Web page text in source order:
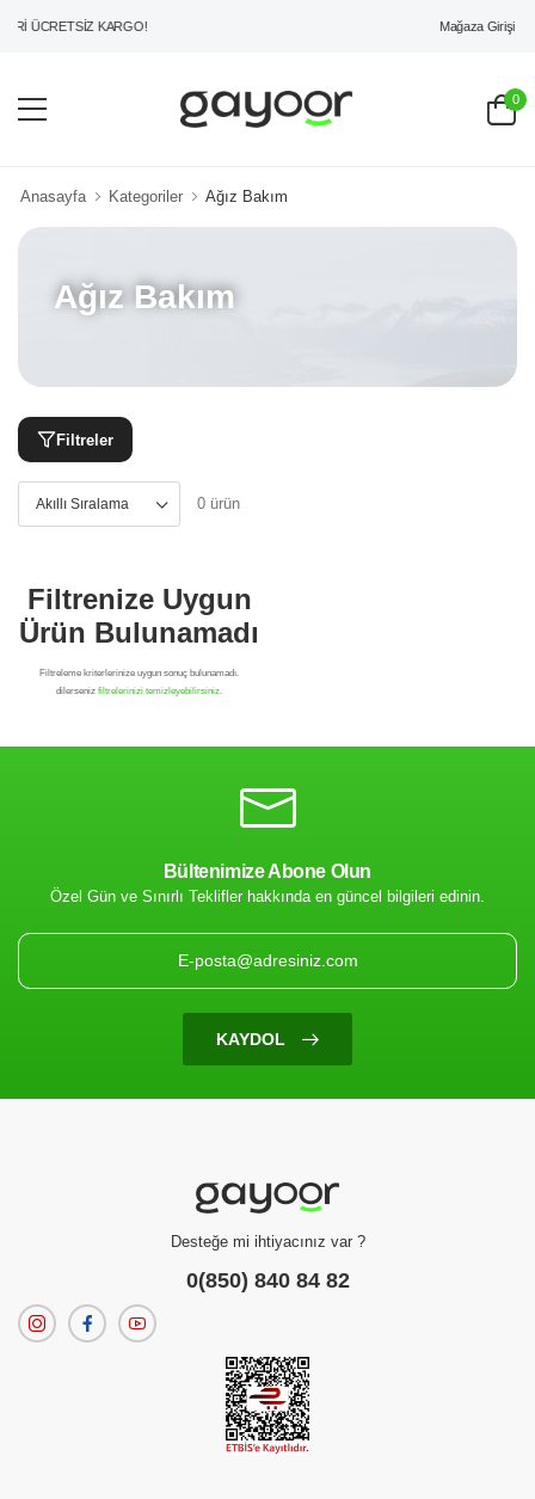
ÜCRETSİZ KARGO! Mağaza Girişi
0
Anasayfa Kategoriler Ağız Bakım
Ağız Bakım
Filtreler
0 ürün
Filtrenize Uygun
Ürün Bulunamadı
Bültenimize Abone Olun
Özel Gün ve Sınırlı Teklifler hakkında en güncel bilgileri edinin.
KAYDOL
Desteğe mi ihtiyacınız var ?
0(850) 840 84 82